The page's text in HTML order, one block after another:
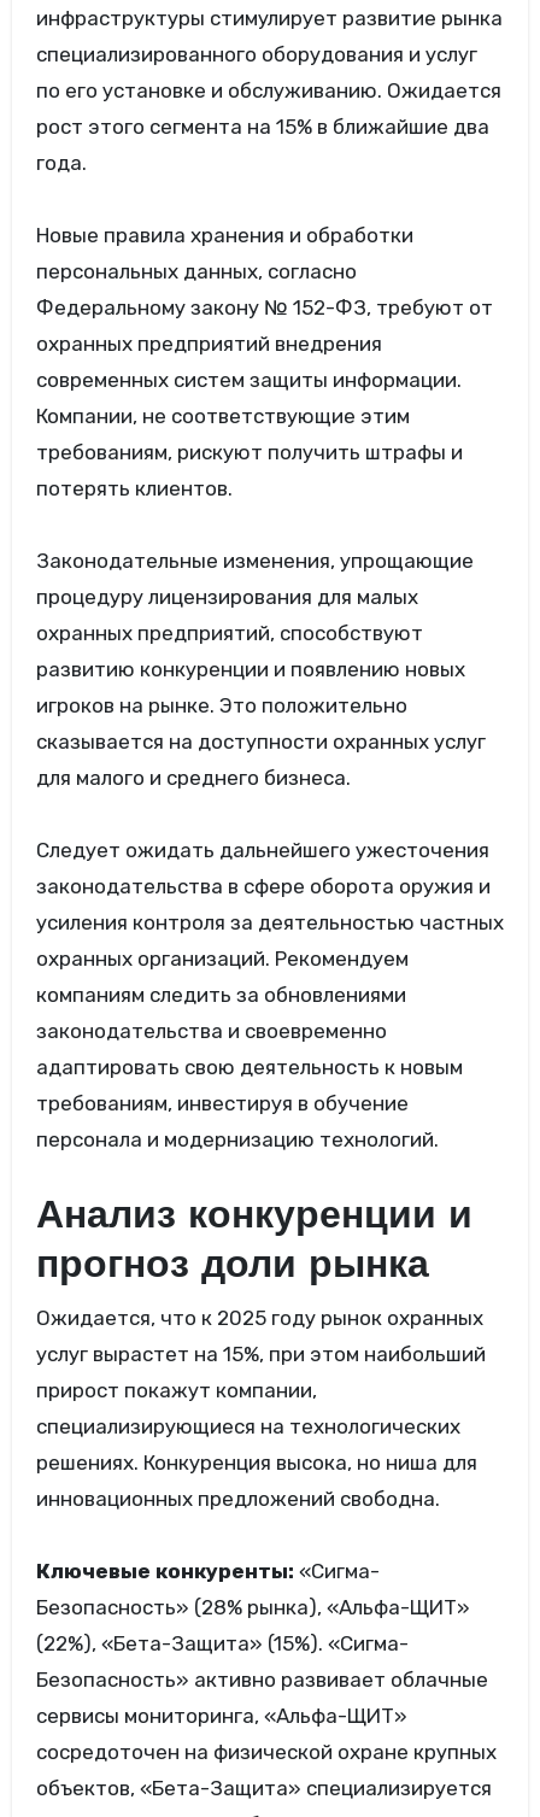
инфраструктуры стимулирует развитие рынка
специализированного оборудования и услуг
по его установке и обслуживанию. Ожидается
рост этого сегмента на 15% в ближайшие два
года.
Новые правила хранения и обработки
персональных данных, согласно
Федеральному закону № 152-ФЗ, требуют от
охранных предприятий внедрения
современных систем защиты информации.
Компании, не соответствующие этим
требованиям, рискуют получить штрафы и
потерять клиентов.
Законодательные изменения, упрощающие
процедуру лицензирования для малых
охранных предприятий, способствуют
развитию конкуренции и появлению новых
игроков на рынке. Это положительно
сказывается на доступности охранных услуг
для малого и среднего бизнеса.
Следует ожидать дальнейшего ужесточения
законодательства в сфере оборота оружия и
усиления контроля за деятельностью частных
охранных организаций. Рекомендуем
компаниям следить за обновлениями
законодательства и своевременно
адаптировать свою деятельность к новым
требованиям, инвестируя в обучение
персонала и модернизацию технологий.
Анализ конкуренции и
прогноз доли рынка
Ожидается, что к 2025 году рынок охранных
услуг вырастет на 15%, при этом наибольший
прирост покажут компании,
специализирующиеся на технологических
решениях. Конкуренция высока, но ниша для
инновационных предложений свободна.
Ключевые конкуренты: «Сигма-
Безопасность» (28% рынка), «Альфа-ЩИТ»
(22%), «Бета-Защита» (15%). «Сигма-
Безопасность» активно развивает облачные
сервисы мониторинга, «Альфа-ЩИТ»
сосредоточен на физической охране крупных
объектов, «Бета-Защита» специализируется